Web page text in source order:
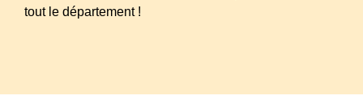
tout le département !